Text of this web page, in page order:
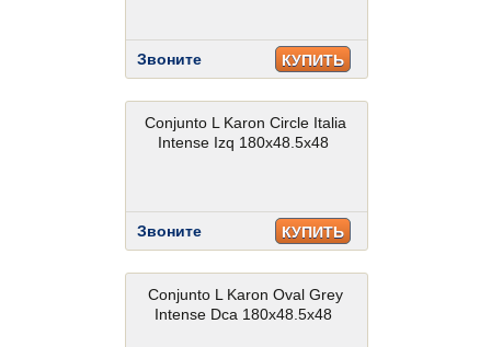
Звоните КУПИТЬ
Conjunto L Karon Circle Italia
Intense Izq 180x48.5x48
Звоните КУПИТЬ
Conjunto L Karon Oval Grey
Intense Dca 180x48.5x48